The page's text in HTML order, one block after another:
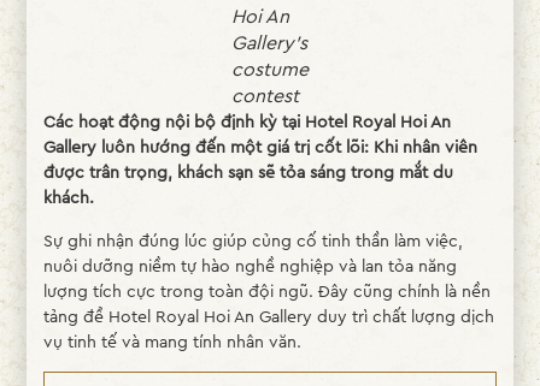
Hoi An
Gallery’s
costume
contest
Các hoạt động nội bộ định kỳ tại Hotel Royal Hoi An
Gallery luôn hướng đến một giá trị cốt lõi: Khi nhân viên
được trân trọng, khách sạn sẽ tỏa sáng trong mắt du
khách.
Sự ghi nhận đúng lúc giúp củng cố tinh thần làm việc,
nuôi dưỡng niềm tự hào nghề nghiệp và lan tỏa năng
lượng tích cực trong toàn đội ngũ. Đây cũng chính là nền
tảng để Hotel Royal Hoi An Gallery duy trì chất lượng dịch
vụ tinh tế và mang tính nhân văn.